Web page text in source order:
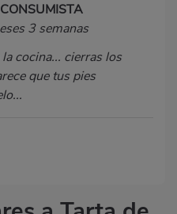
3 semanas
cocina... cierras los
que tus pies